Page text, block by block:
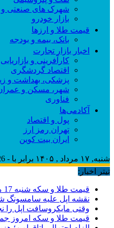
شهرک های صنعتی و
بازار خودرو
قیمت طلا و ارزها
بانک، بیمه و بودجه
اخبار بازار تجارت
کارآفرینی و بازاریابی
اقتصاد گردشگری
پزشکی، بهداشت و
شهر، مسکن و
فناوری
آکادمی‌ها
پول و اقتصاد
تهران رمز ارز
ایران بیت کوین
شنبه, ۱۷ مرداد , ۱۴۰۵ برابر با - Saturday, 8 August , 2026
تیتر اخبار:
قیمت طلا و سکه شنبه 17 مرداد/ قیمت‌ها افزایشی
نقشه اپل علیه
وقتی مایکروسافت اپل را
قیمت طلا و سکه امروز جمعه ۱۶ مرداد/ کاهش قیمت ها+ جدول و